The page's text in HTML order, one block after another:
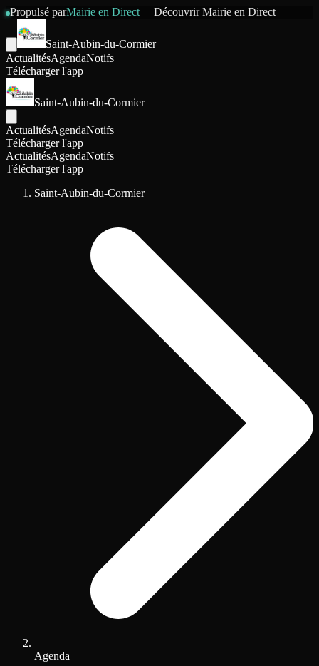
Propulsé parMairie en Direct DécouvrirMairie en Direct
Saint-Aubin-du-Cormier
ActualitésAgendaNotifs
Télécharger l'app
Saint-Aubin-du-Cormier
ActualitésAgendaNotifs
Télécharger l'app
ActualitésAgendaNotifs
Télécharger l'app
Saint-Aubin-du-Cormier
Agenda